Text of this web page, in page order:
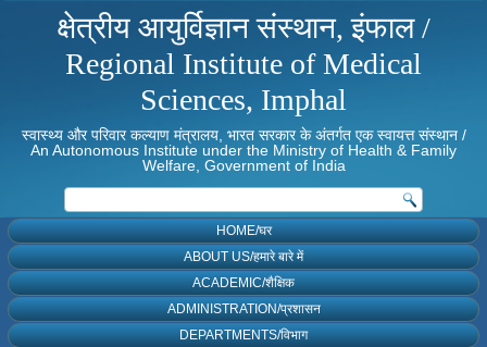
क्षेत्रीय आयुर्विज्ञान संस्थान, इंफाल /
Regional Institute of Medical
Sciences, Imphal
स्वास्थ्य और परिवार कल्याण मंत्रालय, भारत सरकार के अंतर्गत एक स्वायत्त संस्थान /
An Autonomous Institute under the Ministry of Health & Family
Welfare, Government of India
HOME/घर
ABOUT US/हमारे बारे में
ACADEMIC/शैक्षिक
ADMINISTRATION/प्रशासन
DEPARTMENTS/विभाग